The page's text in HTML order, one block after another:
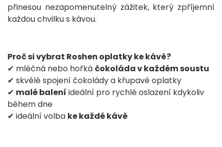
přinesou nezapomenutelný zážitek, který zpříjemní
každou chvilku s kávou.
Proč si vybrat Roshen oplatky ke kávě?
✔ mléčná nebo hořká čokoláda v každém soustu
✔ skvělé spojení čokolády a křupavé oplatky
✔ malé balení ideální pro rychlé oslazení kdykoliv
během dne
✔ ideální volba ke každé kávě